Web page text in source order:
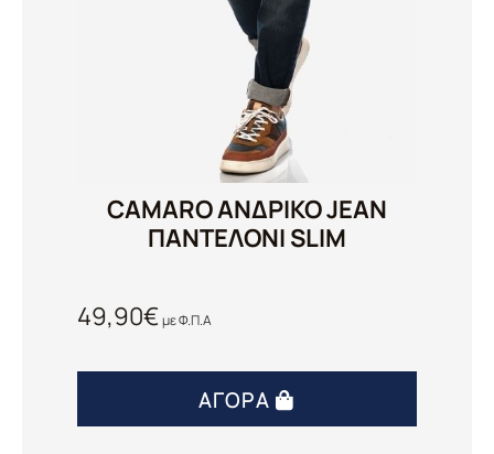
CAMARO ΑΝΔΡΙΚΟ JEAN
ΠΑΝΤΕΛΟΝΙ SLIM
49,90€με Φ.Π.Α
ΑΓΟΡΆ